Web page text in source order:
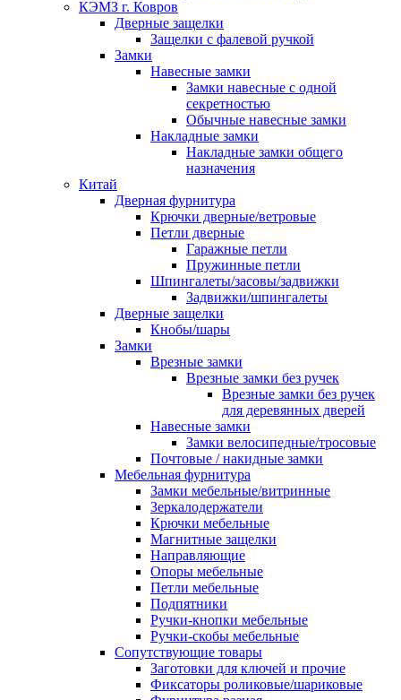
КЭМЗ г. Ковров
Дверные защелки
Защелки с фалевой ручкой
Замки
Навесные замки
Замки навесные с одной
секретностью
Обычные навесные замки
Накладные замки
Накладные замки общего
назначения
Китай
Дверная фурнитура
Крючки дверные/ветровые
Петли дверные
Гаражные петли
Пружинные петли
Шпингалеты/засовы/задвижки
Задвижки/шпингалеты
Дверные защелки
Кнобы/шары
Замки
Врезные замки
Врезные замки без ручек
Врезные замки без ручек
для деревянных дверей
Навесные замки
Замки велосипедные/тросовые
Почтовые / накидные замки
Мебельная фурнитура
Замки мебельные/витринные
Зеркалодержатели
Крючки мебельные
Магнитные защелки
Направляющие
Опоры мебельные
Петли мебельные
Подпятники
Ручки-кнопки мебельные
Ручки-скобы мебельные
Сопутствующие товары
Заготовки для ключей и прочие
Фиксаторы роликовые/шариковые